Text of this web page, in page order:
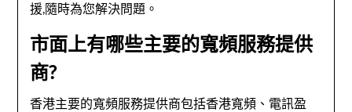
援,隨時為您解決問題。
市面上有哪些主要的寬頻服務提供
商?
香港主要的寬頻服務提供商包括香港寬頻、電訊盈